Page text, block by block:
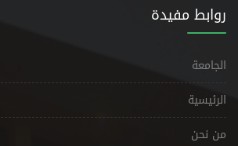
روابط مفيدة
الجامعة
الرئيسية
من نحن